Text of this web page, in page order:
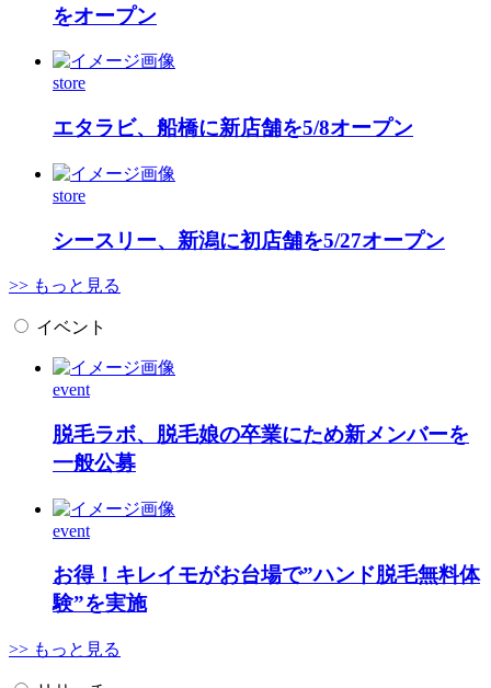
をオープン
store
エタラビ、船橋に新店舗を5/8オープン
store
シースリー、新潟に初店舗を5/27オープン
>> もっと見る
イベント
event
脱毛ラボ、脱毛娘の卒業にため新メンバーを
一般公募
event
お得！キレイモがお台場で”ハンド脱毛無料体
験”を実施
>> もっと見る